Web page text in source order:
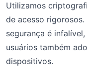
Utilizamos
de acesso
segurança é
usuários também
dispositivos.